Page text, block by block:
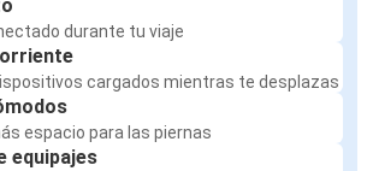
durante tu viaje
cargados mientras te desplazas
espacio para las piernas
equipajes